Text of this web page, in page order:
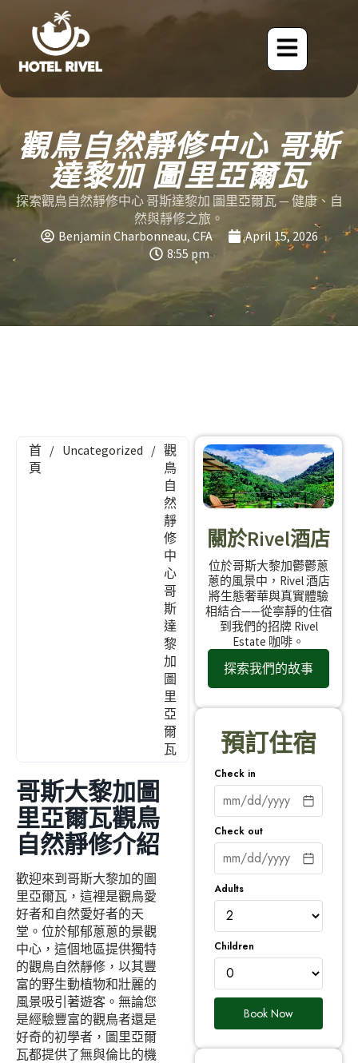
觀鳥自然靜修中心 哥斯
達黎加 圖里亞爾瓦
探索觀鳥自然靜修中心 哥斯達黎加 圖里亞爾瓦 — 健康、自
然與靜修之旅。
Benjamin Charbonneau, CFA
April 15, 2026
8:55 pm
首
頁
/ Uncategorized / 觀
鳥
自
然
靜
修
中
心
哥
斯
達
黎
加
圖
里
亞
爾
瓦
哥斯大黎加圖
里亞爾瓦觀鳥
自然靜修介紹
歡迎來到哥斯大黎加的圖
里亞爾瓦，這裡是觀鳥愛
好者和自然愛好者的天
堂。位於郁郁蔥蔥的景觀
中心，這個地區提供獨特
的觀鳥自然靜修，以其豐
富的野生動植物和壯麗的
風景吸引著遊客。無論您
是經驗豐富的觀鳥者還是
好奇的初學者，圖里亞爾
瓦都提供了無與倫比的機
關於Rivel酒店
位於哥斯大黎加鬱鬱蔥
蔥的風景中，Rivel 酒店
將生態奢華與真實體驗
相結合——從寧靜的住宿
到我們的招牌 Rivel
Estate 咖啡。
探索我們的故事
預訂住宿
Check in
Check out
Adults
Children
Book Now